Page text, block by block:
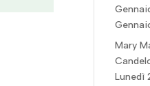
Mary
Lunedì